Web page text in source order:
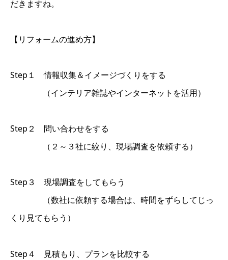
だきますね。
【リフォームの進め方】
Step１ 情報収集＆イメージづくりをする
（インテリア雑誌やインターネットを活用）
Step２ 問い合わせをする
（２～３社に絞り、現場調査を依頼する）
Step３ 現場調査をしてもらう
（数社に依頼する場合は、時間をずらしてじっ
くり見てもらう）
Step４ 見積もり、プランを比較する